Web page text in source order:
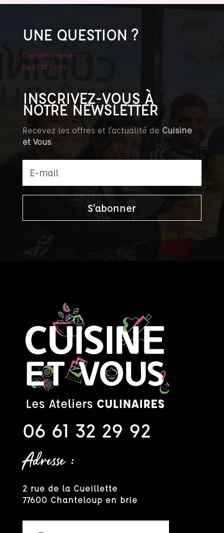
UNE QUESTION ?
Contactez-nous
06 61 32 29 92
INSCRIVEZ-VOUS À
NOTRE NEWSLETTER
Recevez les offres et l'actualité de Cuisine
et Vous
S'abonner
06 61 32 29 92
Adresse :
2 rue de la Cueillette
77600 Chanteloup en brie